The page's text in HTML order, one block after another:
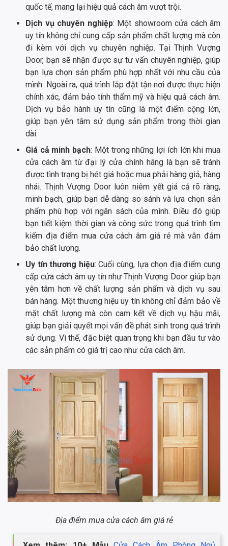
quốc tế, mang lại hiệu quả cách âm vượt trội.
Dịch vụ chuyên nghiệp: Một showroom cửa cách âm
uy tín không chỉ cung cấp sản phẩm chất lượng mà còn
đi kèm với dịch vụ chuyên nghiệp. Tại Thịnh Vượng
Door, bạn sẽ nhận được sự tư vấn chuyên nghiệp, giúp
bạn lựa chọn sản phẩm phù hợp nhất với nhu cầu của
mình. Ngoài ra, quá trình lắp đặt tận nơi được thực hiện
chính xác, đảm bảo tính thẩm mỹ và hiệu quả cách âm.
Dịch vụ bảo hành uy tín cũng là một điểm cộng lớn,
giúp bạn yên tâm sử dụng sản phẩm trong thời gian
dài.
Giá cả minh bạch: Một trong những lợi ích lớn khi mua
cửa cách âm từ đại lý cửa chính hãng là bạn sẽ tránh
được tình trạng bị hét giá hoặc mua phải hàng giả, hàng
nhái. Thịnh Vượng Door luôn niêm yết giá cả rõ ràng,
minh bạch, giúp bạn dễ dàng so sánh và lựa chọn sản
phẩm phù hợp với ngân sách của mình. Điều đó giúp
bạn tiết kiệm thời gian và công sức trong quá trình tìm
kiếm địa điểm mua cửa cách âm giá rẻ mà vẫn đảm
bảo chất lượng.
Uy tín thương hiệu: Cuối cùng, lựa chọn địa điểm cung
cấp cửa cách âm uy tín như Thịnh Vượng Door giúp bạn
yên tâm hơn về chất lượng sản phẩm và dịch vụ sau
bán hàng. Một thương hiệu uy tín không chỉ đảm bảo về
mặt chất lượng mà còn cam kết về dịch vụ hậu mãi,
giúp bạn giải quyết mọi vấn đề phát sinh trong quá trình
sử dụng. Vì thế, đặc biệt quan trọng khi bạn đầu tư vào
các sản phẩm có giá trị cao như cửa cách âm.
Địa điểm mua cửa cách âm giá rẻ